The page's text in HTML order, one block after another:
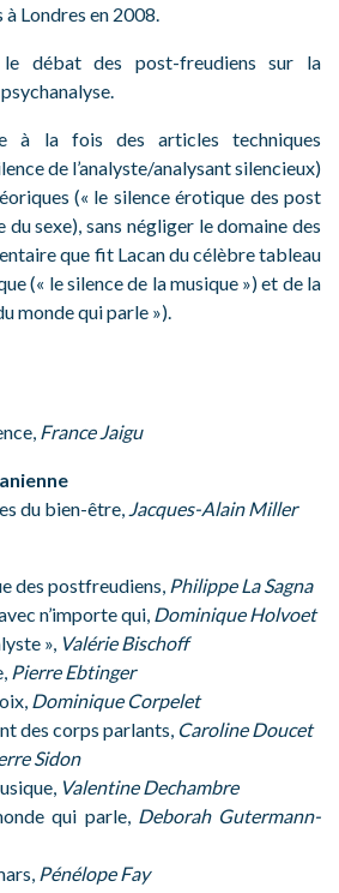
Londres en 2008.
débat des post-freudiens sur la
à la fois des articles techniques
de l’analyste/analysant silencieux)
(« le silence érotique des post
du sexe), sans négliger le domaine des
que fit Lacan du célèbre tableau
(« le silence de la musique ») et de la
monde qui parle »).
France Jaigu
du bien-être, Jacques-Alain Miller
des postfreudiens, Philippe La Sagna
n’importe qui, Dominique Holvoet
», Valérie Bischoff
Pierre Ebtinger
Dominique Corpelet
des corps parlants, Caroline Doucet
Sidon
Valentine Dechambre
qui parle, Deborah Gutermann-
Pénélope Fay